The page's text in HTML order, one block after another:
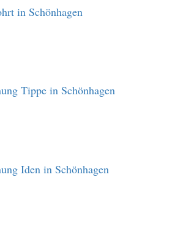
in Schönhagen
Tippe in Schönhagen
Iden in Schönhagen